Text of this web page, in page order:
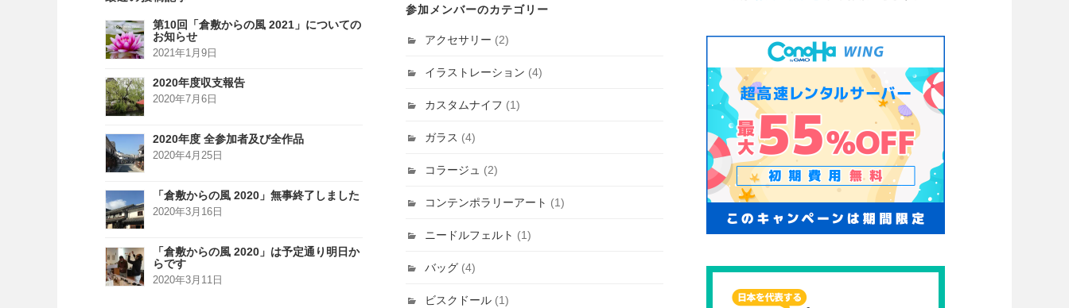
第10回「倉敷からの風 2021」についての
お知らせ
2021年1月9日
2020年度収支報告
2020年7月6日
2020年度 全参加者及び全作品
2020年4月25日
「倉敷からの風 2020」無事終了しました
2020年3月16日
「倉敷からの風 2020」は予定通り明日か
らです
2020年3月11日
参加メンバーのカテゴリー
アクセサリー (2)
イラストレーション (4)
カスタムナイフ (1)
ガラス (4)
コラージュ (2)
コンテンポラリーアート (1)
ニードルフェルト (1)
バッグ (4)
ビスクドール (1)